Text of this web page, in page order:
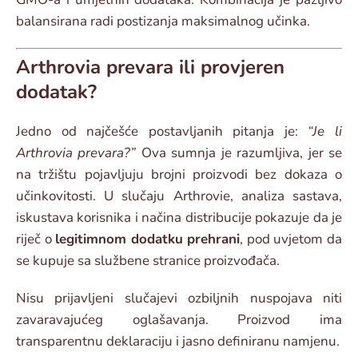
balansirana radi postizanja maksimalnog učinka.
Arthrovia prevara ili provjeren
dodatak?
Jedno od najčešće postavljanih pitanja je: “Je li
Arthrovia prevara?” Ova sumnja je razumljiva, jer se
na tržištu pojavljuju brojni proizvodi bez dokaza o
učinkovitosti. U slučaju Arthrovie, analiza sastava,
iskustava korisnika i načina distribucije pokazuje da je
riječ o legitimnom dodatku prehrani, pod uvjetom da
se kupuje sa službene stranice proizvođača.
Nisu prijavljeni slučajevi ozbiljnih nuspojava niti
zavaravajućeg oglašavanja. Proizvod ima
transparentnu deklaraciju i jasno definiranu namjenu.